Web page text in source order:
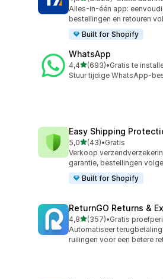
3829 recensies in totaal
Alles-in-één app:
bestellingen en retouren
Built for Shopify
WhatsApp
4,4van 5 sterren
(693)
693 recensies in totaal
•Gratis te
Stuur tijdige WhatsApp-
Easy Shipping
5,0van 5 sterren
(43)
43 recensies in totaal
•Gratis
Verkoop
garantie, bestellingen
Built for Shopify
ReturnGO Returns &
4,8van 5 sterren
(357)
357 recensies in totaal
•
Automatiseer
ruilingen voor een betere